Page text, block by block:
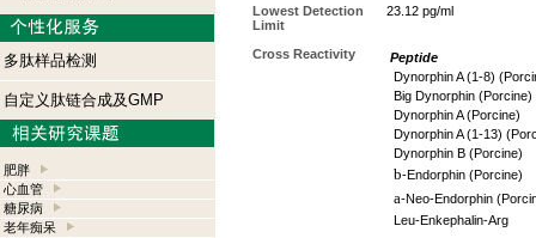
多肽样品检测
自定义肽链合成及GMP
肥胖
心血管
糖尿病
老年痴呆
Lowest Detection
Limit
23.12 pg/ml
Cross Reactivity
Peptide
Dynorphin A (1-8)
Big Dynorphin (Porcine)
Dynorphin A (Porcine)
Dynorphin A (1-13)
Dynorphin B (Porcine)
b-Endorphin (Porcine)
a-Neo-Endorphin
Leu-Enkephalin-Arg